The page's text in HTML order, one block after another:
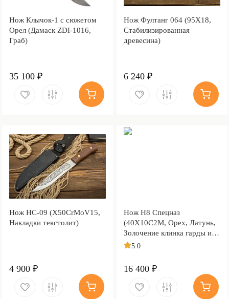
Нож Клычок-1 с сюжетом
Орел (Дамаск ZDI-1016,
Граб)
35 100 ₽
Нож Фултанг 064 (95Х18,
Стабилизированная
древесина)
6 240 ₽
Нож НС-09 (X50CrMoV15,
Накладки текстолит)
4 900 ₽
Нож Н8 Спецназ
(40Х10С2М, Орех, Латунь,
Золочение клинка гарды и
тыльника)
5.0
16 400 ₽